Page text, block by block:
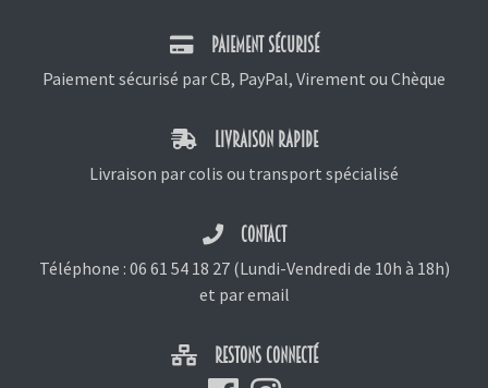
PAIEMENT SÉCURISÉ
Paiement sécurisé par CB, PayPal, Virement ou Chèque
LIVRAISON RAPIDE
Livraison par colis ou transport spécialisé
CONTACT
Téléphone : 06 61 54 18 27(Lundi-Vendredi de 10h à 18h)
et par email
RESTONS CONNECTÉ